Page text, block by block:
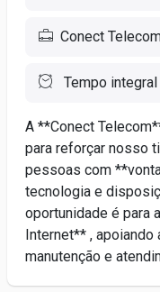
Conect
Tempo integral
A **Conect
para reforçar nosso
pessoas com
tecnologia e
oportunidade é para
Internet** , apoiando
manutenção e